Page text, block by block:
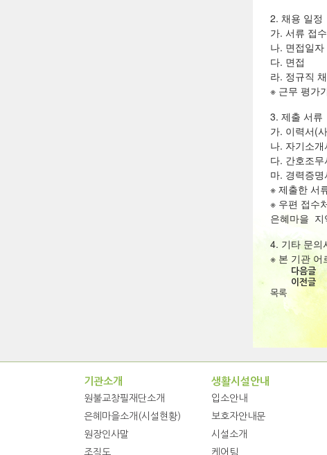
2. 채용 일정
가. 서류 접
나. 면접일
다. 면접
라. 정규직
※ 근무 평가
3. 제출 서류
가. 이력서(
나. 자기소개
다. 간호조
마. 경력증
※ 제출한 서
※ 우편 접수
은혜마을 지
4. 기타 문
※ 본 기관 어
다음글
이전글
목록
기관소개
원불교창필재단소개
은혜마을소개(시설현황)
원장인사말
조직도
생활시설안내
입소안내
보호자안내문
시설소개
케어팀